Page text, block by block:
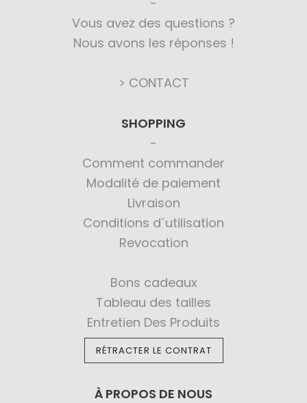
Vous avez des questions ?
Nous avons les réponses !
> CONTACT
SHOPPING
Comment commander
Modalité de paiement
Livraison
Conditions d´utilisation
Revocation
Bons cadeaux
Tableau des tailles
Entretien Des Produits
RÉTRACTER LE CONTRAT
À PROPOS DE NOUS